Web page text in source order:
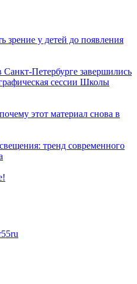
зрение у детей до появления
Санкт-Петербурге завершились
сессии Школы
этот материал снова в
тренд современного